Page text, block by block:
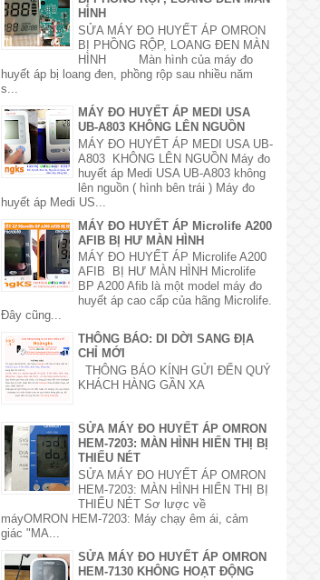
HÌNH
SỬA MÁY ĐO HUYẾT ÁP OMRON
BỊ PHỒNG RỘP, LOANG ĐEN MÀN
HÌNH Màn hình của máy đo
huyết áp bị loang đen, phồng rộp sau nhiều năm
s...
MÁY ĐO HUYẾT ÁP MEDI USA
UB-A803 KHÔNG LÊN NGUỒN
MÁY ĐO HUYẾT ÁP MEDI USA UB-
A803 KHÔNG LÊN NGUỒN Máy đo
huyết áp Medi USA UB-A803 không
lên nguồn ( hình bên trái ) Máy đo
huyết áp Medi US...
MÁY ĐO HUYẾT ÁP Microlife A200
AFIB BỊ HƯ MÀN HÌNH
MÁY ĐO HUYẾT ÁP Microlife A200
AFIB BỊ HƯ MÀN HÌNH Microlife
BP A200 Afib là một model máy đo
huyết áp cao cấp của hãng Microlife.
Đây cũng...
THÔNG BÁO: DI DỜI SANG ĐỊA
CHỈ MỚI
THÔNG BÁO KÍNH GỬI ĐẾN QUÝ
KHÁCH HÀNG GẦN XA
SỬA MÁY ĐO HUYẾT ÁP OMRON
HEM-7203: MÀN HÌNH HIỂN THỊ BỊ
THIẾU NÉT
SỬA MÁY ĐO HUYẾT ÁP OMRON
HEM-7203: MÀN HÌNH HIỂN THỊ BỊ
THIẾU NÉT Sơ lược về
máyOMRON HEM-7203: Máy chạy êm ái, cảm
giác "MA...
SỬA MÁY ĐO HUYẾT ÁP OMRON
HEM-7130 KHÔNG HOẠT ĐỘNG